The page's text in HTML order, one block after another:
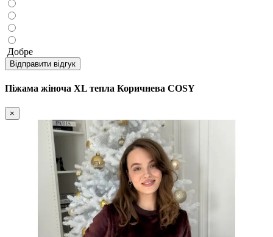
Добре
Відправити відгук
Піжама жіноча XL тепла Коричнева COSY
×